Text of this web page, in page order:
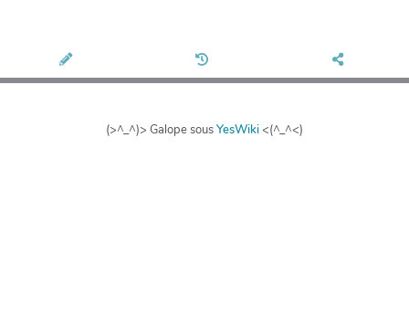
(>^_^)> Galope sousYesWiki<(^_^<)